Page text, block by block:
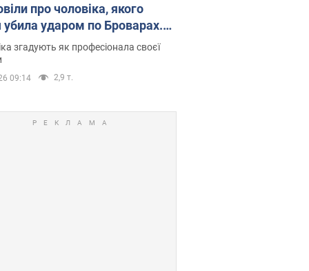
про чоловіка, якого
убила ударом по Броварах.
згадують як професіонала своєї
09:14 2,9 т.